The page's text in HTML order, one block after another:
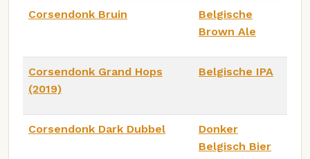
Corsendonk Bruin
Belgische
Brown Ale
Corsendonk Grand Hops
(2019)
Belgische IPA
Corsendonk Dark Dubbel
Donker
Belgisch Bier